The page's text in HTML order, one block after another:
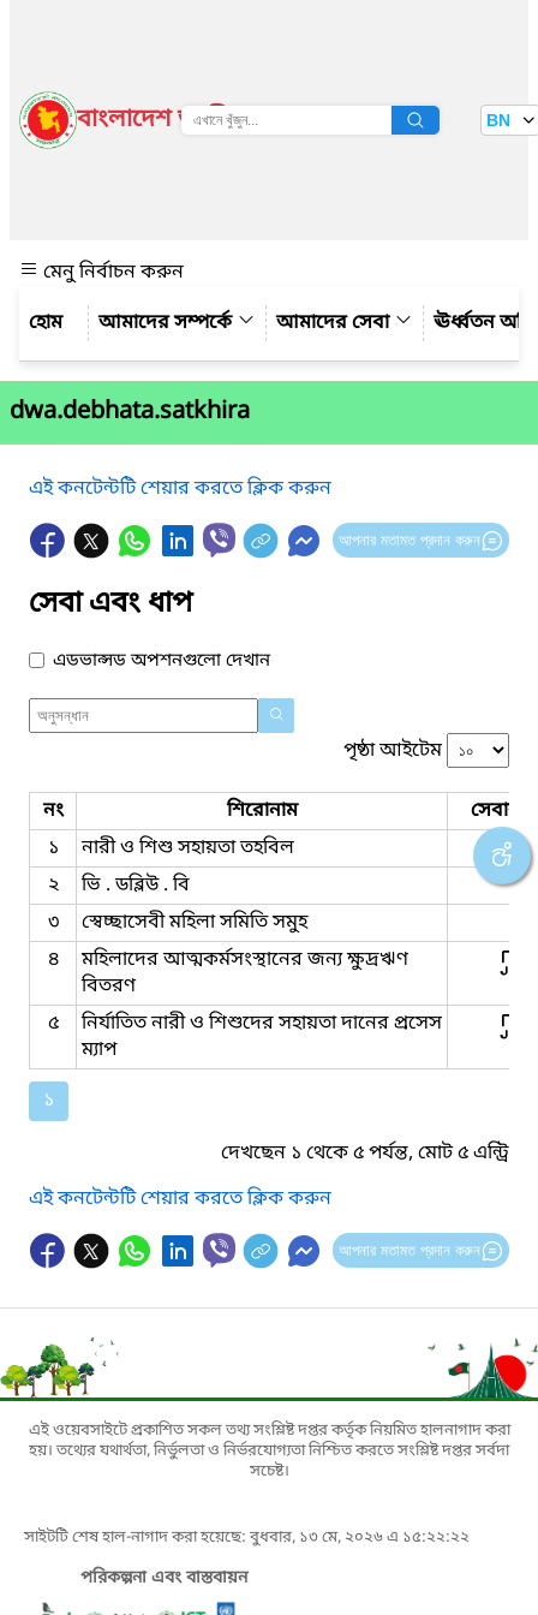
বাংলাদেশ জাতীয় তথ্য বাতায়ন BN
মেনু নির্বাচন করুন
আমাদের সম্পর্কে
আমাদের সেবা ঊর্ধ্বতন
dwa.debhata.satkhira
এই কনটেন্টটি শেয়ার করতে ক্লিক করুন
আপনার মতামত প্রদান করুন
সেবা এবং ধাপ
এডভান্সড অপশনগুলো দেখান
পৃষ্ঠা আইটেম
নং শিরোনাম
সেবার
১
নারী ও শিশু সহায়তা তহবিল
২
ভি . ডব্লিউ . বি
৩
স্বেচ্ছাসেবী মহিলা সমিতি সমুহ
৪
মহিলাদের আত্মকর্মসংস্থানের জন্য ক্ষুদ্রঋণ
বিতরণ
৫
নির্যাতিত নারী ও শিশুদের সহায়তা দানের প্রসেস
ম্যাপ
১
দেখছেন ১ থেকে ৫ পর্যন্ত, মোট ৫ এন্ট্রি
এই কনটেন্টটি শেয়ার করতে ক্লিক করুন
আপনার মতামত প্রদান করুন
এই ওয়েবসাইটে প্রকাশিত সকল তথ্য সংশ্লিষ্ট দপ্তর কর্তৃক নিয়মিত হালনাগাদ করা
হয়। তথ্যের যথার্থতা, নির্ভুলতা ও নির্ভরযোগ্যতা নিশ্চিত করতে সংশ্লিষ্ট দপ্তর সর্বদা
সচেষ্ট।
সাইটটি শেষ হাল-নাগাদ করা হয়েছে: বুধবার, ১৩ মে, ২০২৬ এ ১৫:২২:২২
পরিকল্পনা এবং বাস্তবায়ন